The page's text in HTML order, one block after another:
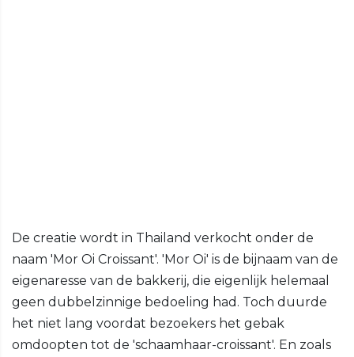
De creatie wordt in Thailand verkocht onder de
naam 'Mor Oi Croissant'. 'Mor Oi' is de bijnaam van de
eigenaresse van de bakkerij, die eigenlijk helemaal
geen dubbelzinnige bedoeling had. Toch duurde
het niet lang voordat bezoekers het gebak
omdoopten tot de 'schaamhaar-croissant'. En zoals